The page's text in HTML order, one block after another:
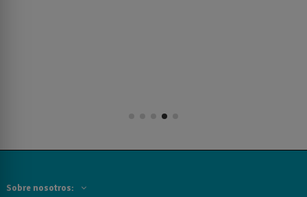
Sobre nosotros: